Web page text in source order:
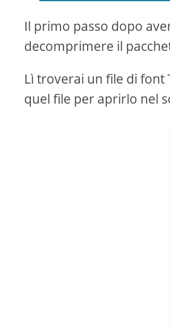
Il primo passo dopo
decomprimere il
Lì troverai un file di
quel file per aprirlo nel